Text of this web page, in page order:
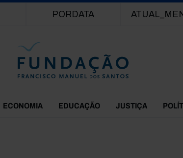
PORDATA
ECONOMIA EDUCAÇÃO JUSTIÇA